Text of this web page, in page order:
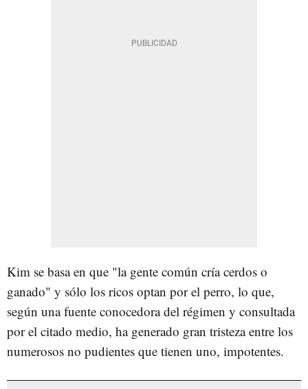
Kim se basa en que "la gente común cría cerdos o
ganado" y sólo los ricos optan por el perro, lo que,
según una fuente conocedora del régimen y consultada
por el citado medio, ha generado gran tristeza entre los
numerosos no pudientes que tienen uno, impotentes.